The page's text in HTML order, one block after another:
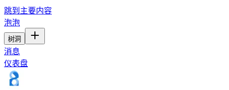
跳到主要内容
泡泡
树洞
消息
仪表盘